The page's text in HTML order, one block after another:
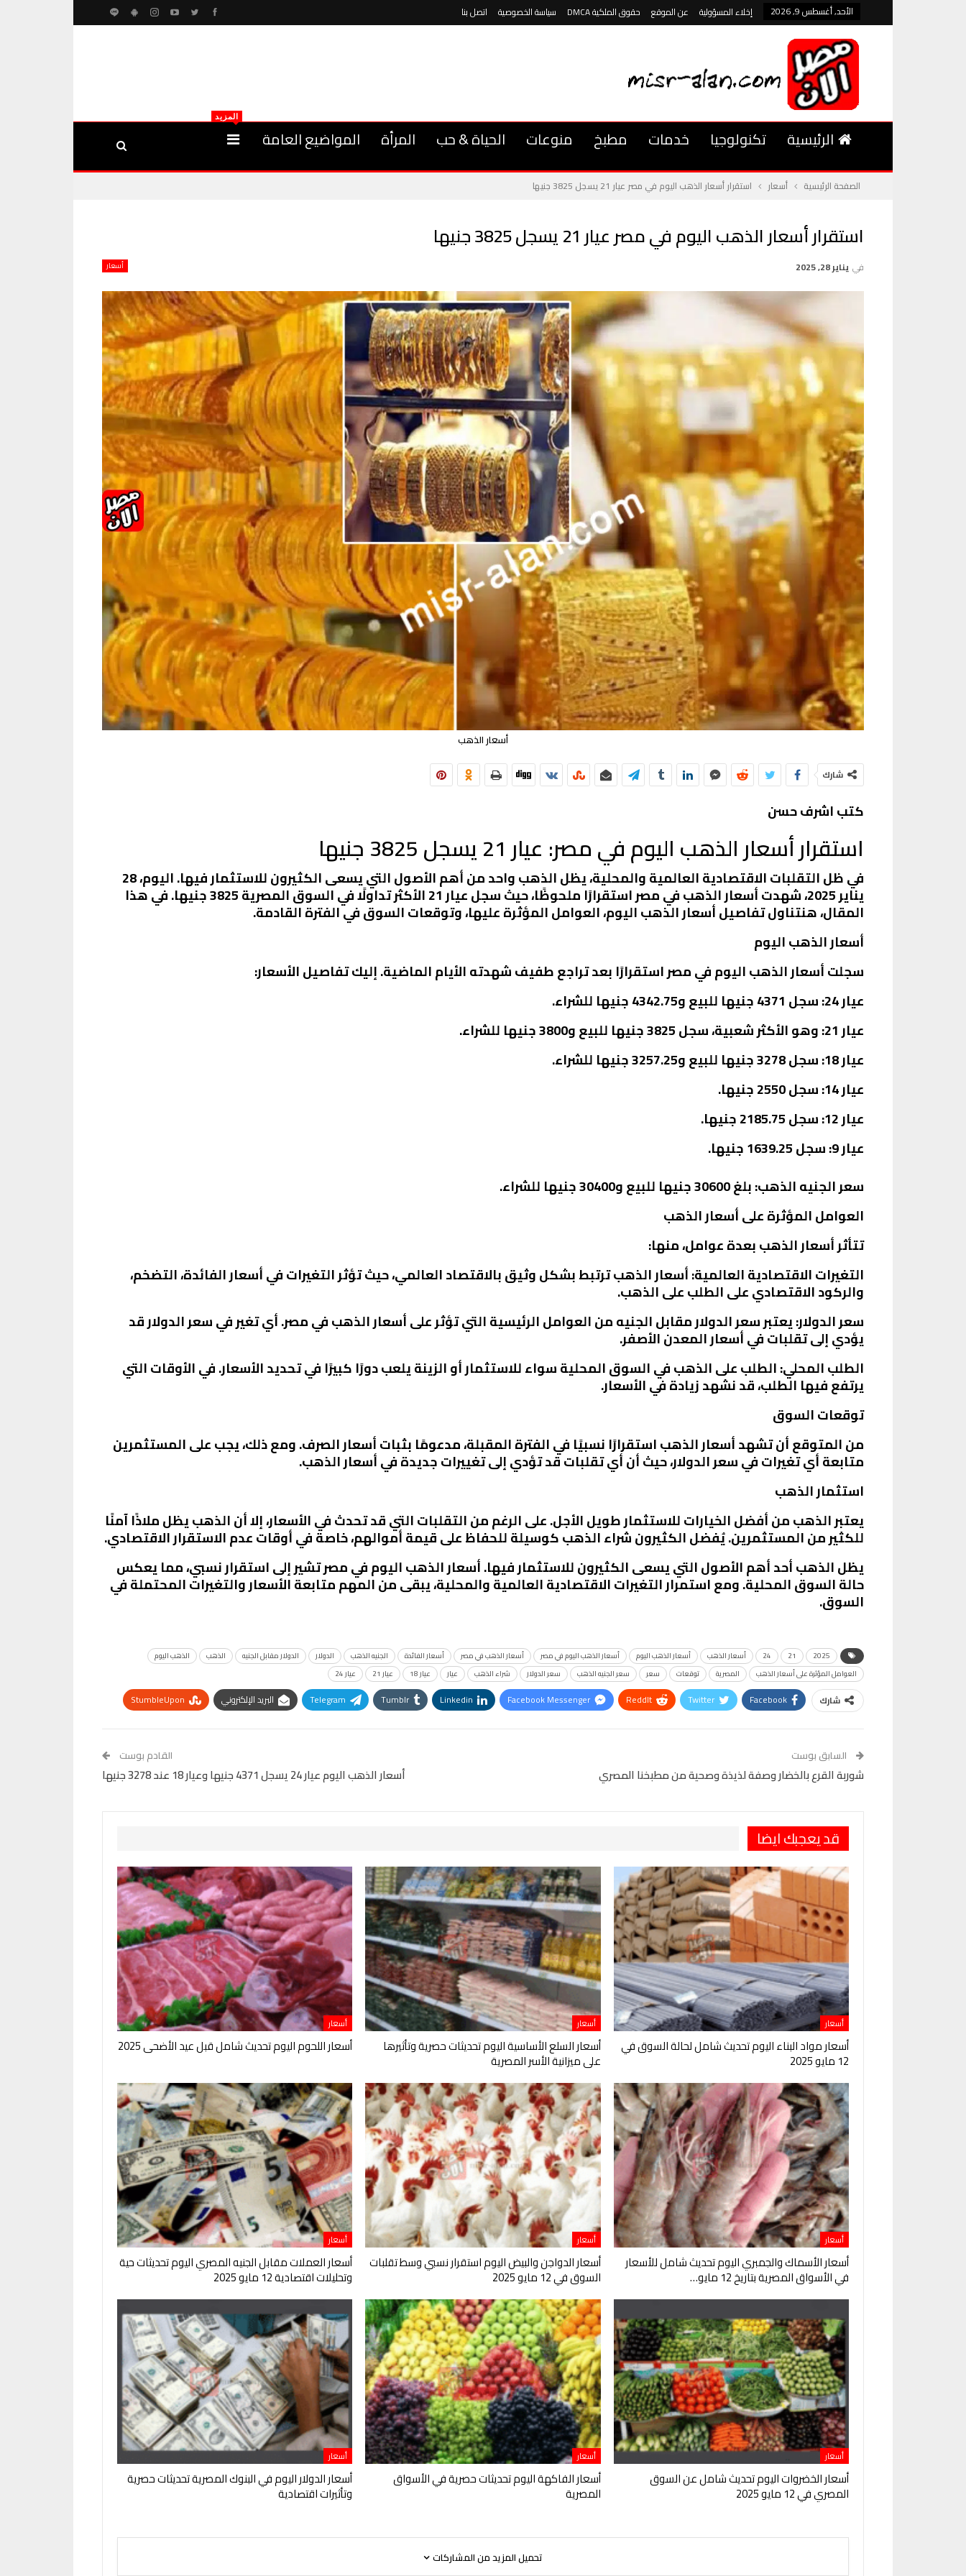
الأحد, أغسطس 9, 2026 إخلاء المسؤولية عن الموقع حقوق الملكية DMCA سياسة الخصوصية اتصل بنا
الرئيسية تكنولوجيا خدمات مطبخ منوعات الحياة & حب المرأة المواضيع العامة
المزيد
الصفحة الرئيسية أسعار استقرار أسعار الذهب اليوم في مصر عيار 21 يسجل 3825 جنيها
استقرار أسعار الذهب اليوم في مصر عيار 21 يسجل 3825 جنيها
أسعار في يناير 28, 2025
أسعار الذهب
شارك
كتب اشرف حسن
استقرار أسعار الذهب اليوم في مصر: عيار 21 يسجل 3825 جنيها
في ظل التقلبات الاقتصادية العالمية والمحلية، يظل الذهب واحد من أهم الأصول التي يسعى الكثيرون للاستثمار فيها. اليوم، 28
يناير 2025، شهدت أسعار الذهب في مصر استقرارًا ملحوظًا، حيث سجل عيار 21 الأكثر تداولًا في السوق المصرية 3825 جنيها. في هذا
المقال، هنتناول تفاصيل أسعار الذهب اليوم، العوامل المؤثرة عليها، وتوقعات السوق في الفترة القادمة.
أسعار الذهب اليوم
سجلت أسعار الذهب اليوم في مصر استقرارًا بعد تراجع طفيف شهدته الأيام الماضية. إليك تفاصيل الأسعار:
عيار 24
: سجل 4371 جنيها للبيع و4342.75 جنيها للشراء.
عيار 21
: وهو الأكثر شعبية، سجل 3825 جنيها للبيع و3800 جنيها للشراء.
عيار 18
: سجل 3278 جنيها للبيع و3257.25 جنيها للشراء.
عيار 14
: سجل 2550 جنيها.
عيار 12
: سجل 2185.75 جنيها.
عيار 9 : سجل 1639.25 جنيها.
سعر الجنيه الذهب: بلغ 30600 جنيها للبيع و30400 جنيها للشراء.
العوامل المؤثرة على أسعار الذهب
تتأثر أسعار الذهب بعدة عوامل، منها:
التغيرات الاقتصادية العالمية: أسعار الذهب ترتبط بشكل وثيق بالاقتصاد العالمي، حيث تؤثر التغيرات في أسعار الفائدة، التضخم،
والركود الاقتصادي على الطلب على الذهب.
سعر الدولار: يعتبر سعر الدولار مقابل الجنيه من العوامل الرئيسية التي تؤثر على أسعار الذهب في مصر. أي تغير في سعر الدولار قد
يؤدي إلى تقلبات في أسعار المعدن الأصفر.
الطلب المحلي: الطلب على الذهب في السوق المحلية سواء للاستثمار أو الزينة يلعب دورًا كبيرًا في تحديد الأسعار. في الأوقات التي
يرتفع فيها الطلب، قد نشهد زيادة في الأسعار.
توقعات السوق
من المتوقع أن تشهد أسعار الذهب استقرارًا نسبيًا في الفترة المقبلة، مدعومًا بثبات أسعار الصرف. ومع ذلك، يجب على المستثمرين
متابعة أي تغيرات في سعر الدولار، حيث أن أي تقلبات قد تؤدي إلى تغييرات جديدة في أسعار الذهب.
استثمار الذهب
يعتبر الذهب من أفضل الخيارات للاستثمار طويل الأجل. على الرغم من التقلبات التي قد تحدث في الأسعار، إلا أن الذهب يظل ملاذًا آمنًا
للكثير من المستثمرين. يُفضل الكثيرون شراء الذهب كوسيلة للحفاظ على قيمة أموالهم، خاصة في أوقات عدم الاستقرار الاقتصادي.
يظل الذهب أحد أهم الأصول التي يسعى الكثيرون للاستثمار فيها. أسعار الذهب اليوم في مصر تشير إلى استقرار نسبي، مما يعكس
حالة السوق المحلية. ومع استمرار التغيرات الاقتصادية العالمية والمحلية، يبقى من المهم متابعة الأسعار والتغيرات المحتملة في
السوق.
2025
21
24 أسعار الذهب أسعار الذهب اليوم أسعار الذهب اليوم في مصر أسعار الذهب في مصر أسعار الفائدة الجنيه الذهب الدولار الدولار مقابل الجنيه الذهب
الذهب اليوم
العوامل المؤثرة على أسعار الذهب
المصرية توقعات سعر سعر الجنيه الذهب سعر الدولار شراء الذهب عيار عيار 18 عيار 21 عيار 24
شارك Facebook
Twitter
ReddIt
Facebook Messenger
Linkedin
Tumblr
Telegram البريد الإلكتروني
StumbleUpon
السابق بوست
شوربة القرع بالخضار وصفة لذيذة وصحية من مطبخنا المصري
القادم بوست
أسعار الذهب اليوم عيار 24 يسجل 4371 جنيها وعيار 18 عند 3278 جنيها
قد يعجبك ايضا
أسعار
أسعار مواد البناء اليوم تحديث شامل لحالة السوق في
12 مايو 2025
أسعار
أسعار السلع الأساسية اليوم تحديثات حصرية وتأثيرها
على ميزانية الأسر المصرية
أسعار
أسعار اللحوم اليوم تحديث شامل قبل عيد الأضحى 2025
أسعار
أسعار الأسماك والجمبري اليوم تحديث شامل للأسعار
في الأسواق المصرية بتاريخ 12 مايو…
أسعار
أسعار الدواجن والبيض اليوم استقرار نسبي وسط تقلبات
السوق في 12 مايو 2025
أسعار
أسعار العملات مقابل الجنيه المصري اليوم تحديثات حية
وتحليلات اقتصادية 12 مايو 2025
أسعار
أسعار الخضروات اليوم تحديث شامل عن السوق
المصري في 12 مايو 2025
أسعار
أسعار الفاكهة اليوم تحديثات حصرية في الأسواق
المصرية
أسعار
أسعار الدولار اليوم في البنوك المصرية تحديثات حصرية
وتأثيرات اقتصادية
تحميل المزيد من المشاركات